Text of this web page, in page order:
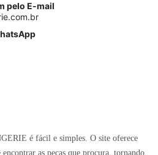
pelo E-mail
é fácil e simples. O site oferece
as peças que procura, tornando